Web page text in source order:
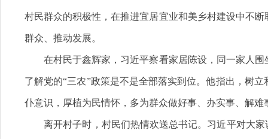
村民群众的积极性，在推进宜居宜业和美乡村建设中不
群众、推动发展。
在村民于鑫辉家，习近平察看家居陈设，同一家人围
了解党的“三农”政策是不是全部落实到位。他指出，树
仆意识，厚植为民情怀，多为群众做好事、办实事、解
离开村子时，村民们热情欢送总书记。习近平对大家